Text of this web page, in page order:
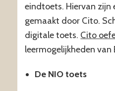
eindtoets. Hiervan zijn
gemaakt door Cito.
digitale toets. Cito
leermogelijkheden van
De NIO toets